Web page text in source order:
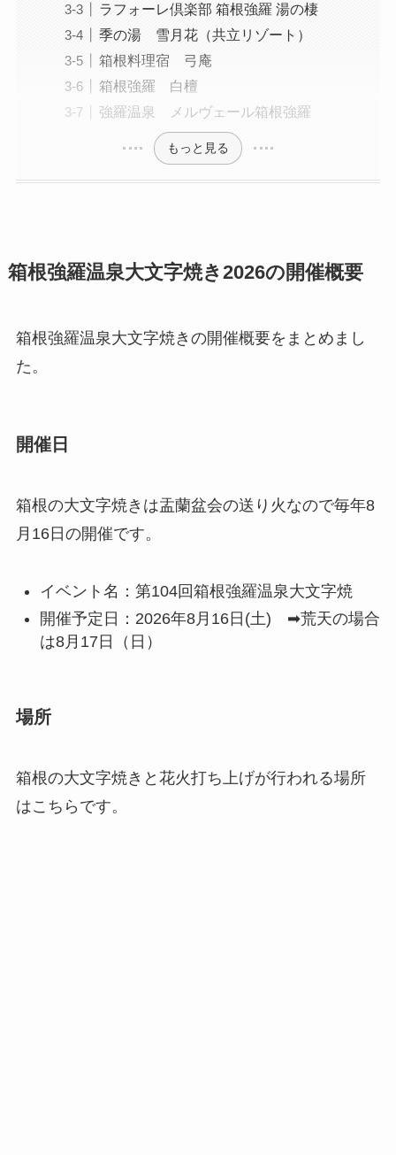
ラフォーレ倶楽部 箱根強羅 湯の棲
季の湯 雪月花（共立リゾート）
箱根料理宿 弓庵
箱根強羅 白檀
強羅温泉 メルヴェール箱根強羅
もっと見る
箱根強羅温泉大文字焼き2026の開催概要
箱根強羅温泉大文字焼きの開催概要をまとめまし
た。
開催日
箱根の大文字焼きは盂蘭盆会の送り火なので毎年8
月16日の開催です。
イベント名：第104回箱根強羅温泉大文字焼
開催予定日：2026年8月16日(土) ➡荒天の場合
は8月17日（日）
場所
箱根の大文字焼きと花火打ち上げが行われる場所
はこちらです。